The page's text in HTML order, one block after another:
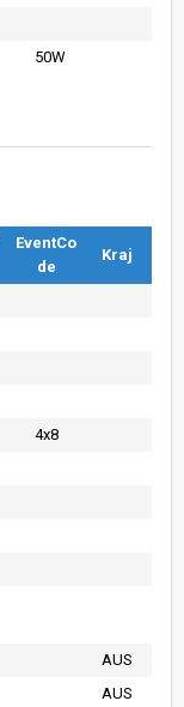
50W
EventCo
de
Kraj
4x8
AUS
AUS